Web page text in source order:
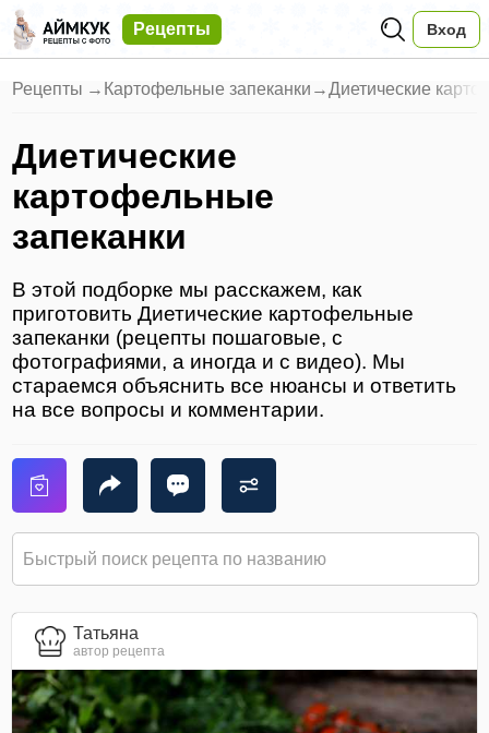
Рецепты Вход
Рецепты → Картофельные запеканки →Диетические
Диетические
картофельные
запеканки
В этой подборке мы расскажем, как
приготовить Диетические картофельные
запеканки (рецепты пошаговые, с
фотографиями, а иногда и с видео). Мы
стараемся объяснить все нюансы и ответить
на все вопросы и комментарии.
Татьяна
автор рецепта